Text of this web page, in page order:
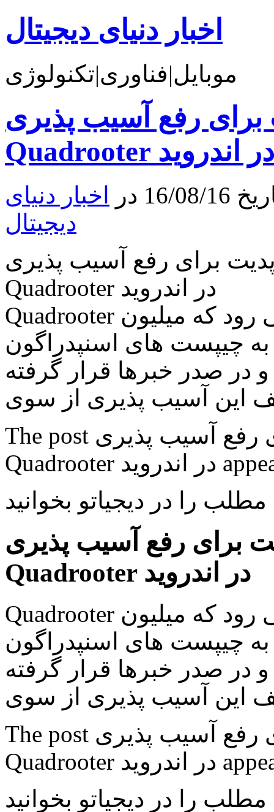
اخبار دنیای دیجیتال
موبایل|فناوری|تکنولوژی
برای رفع آسیب پذیری
Quadrooter در اندروید
در
اخبار دنیای
دیجیتال
برای رفع آسیب پذیری
Quadrooter در اندروید
Quadrooter آسیب پذیری جدیدی به شمار می رود که میلیون
چیپست های اسنپدراگون
و در صدر خبرها قرار گرفته
The post بلک بری و ارائه اولین آپدیت برای رفع آسیب پذیری
مطلب را در دیجیاتو بخوانید
برای رفع آسیب پذیری
Quadrooter در اندروید
Quadrooter آسیب پذیری جدیدی به شمار می رود که میلیون
چیپست های اسنپدراگون
و در صدر خبرها قرار گرفته
The post بلک بری و ارائه اولین آپدیت برای رفع آسیب پذیری